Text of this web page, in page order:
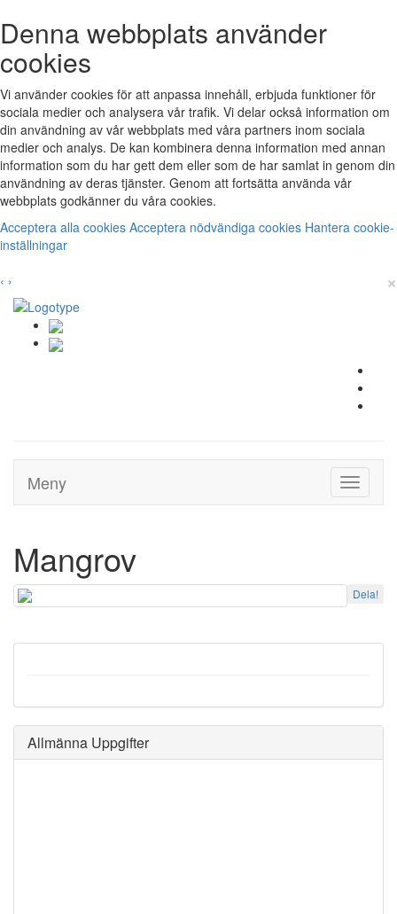
Denna webbplats använder
cookies
Vi använder cookies för att anpassa innehåll, erbjuda funktioner för
sociala medier och analysera vår trafik. Vi delar också information om
din användning av vår webbplats med våra partners inom sociala
medier och analys. De kan kombinera denna information med annan
information som du har gett dem eller som de har samlat in genom din
användning av deras tjänster. Genom att fortsätta använda vår
webbplats godkänner du våra cookies.
Acceptera alla cookies Acceptera nödvändiga cookies Hantera cookie-
inställningar
‹ › ×
Toggle
Meny
Mangrov
Dela!
Allmänna Uppgifter